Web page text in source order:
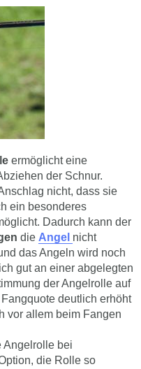
ermöglicht eine
der Schnur.
nicht, dass sie
ein besonderes
Dadurch kann der
die Angel nicht
das Angeln wird noch
gut an einer abgelegten
der Angelrolle auf
deutlich erhöht
vor allem beim Fangen
Angelrolle bei
die Rolle so